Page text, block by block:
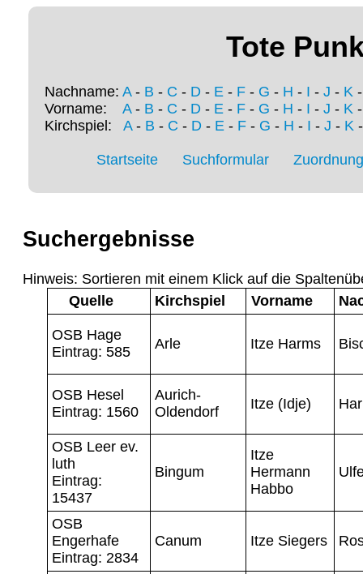
Tote
Nachname: A- B - C - D - E - F - G - H - I - J - K
Vorname: A- B - C - D - E - F - G - H - I - J - K
Kirchspiel: A- B - C - D- E- F- G - H - I - J - K
Startseite Suchformular
Suchergebnisse
Hinweis: Sortieren mit einem Klick auf die
Quelle
Kirchspiel Vorname
OSB Hage
Eintrag: 585
Arle Itze Harms
OSB Hesel
Eintrag: 1560
Aurich-
Oldendorf
Itze (Idje)
OSB Leer ev.
luth
Eintrag:
15437
Bingum
Itze
Hermann
Habbo
OSB
Engerhafe
Eintrag: 2834
Canum Itze Siegers